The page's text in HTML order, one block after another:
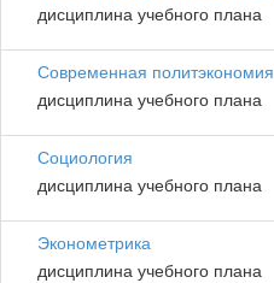
дисциплина учебного плана
Современная политэкономия
дисциплина учебного плана
Социология
дисциплина учебного плана
Эконометрика
дисциплина учебного плана